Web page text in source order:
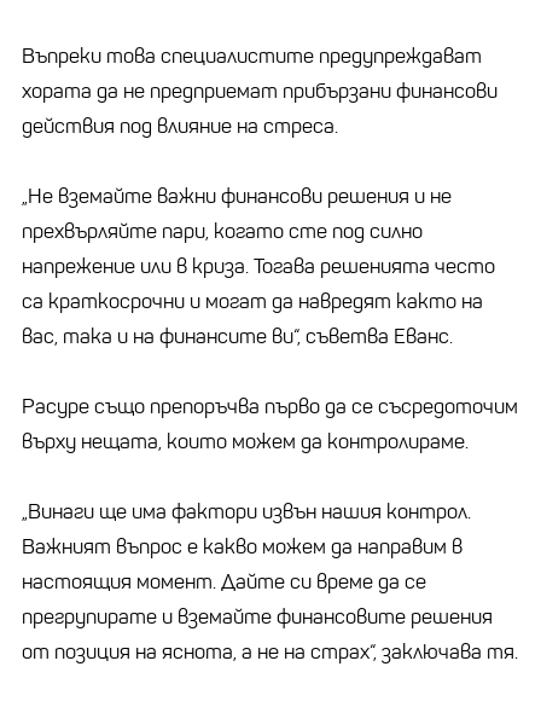
Въпреки това специалистите предупреждават
хората да не предприемат прибързани финансови
действия под влияние на стреса.
„Не вземайте важни финансови решения и не
прехвърляйте пари, когато сте под силно
напрежение или в криза. Тогава решенията често
са краткосрочни и могат да навредят както на
вас, така и на финансите ви“, съветва Еванс.
Расуре също препоръчва първо да се съсредоточим
върху нещата, които можем да контролираме.
„Винаги ще има фактори извън нашия контрол.
Важният въпрос е какво можем да направим в
настоящия момент. Дайте си време да се
прегрупирате и вземайте финансовите решения
от позиция на яснота, а не на страх“, заключава тя.